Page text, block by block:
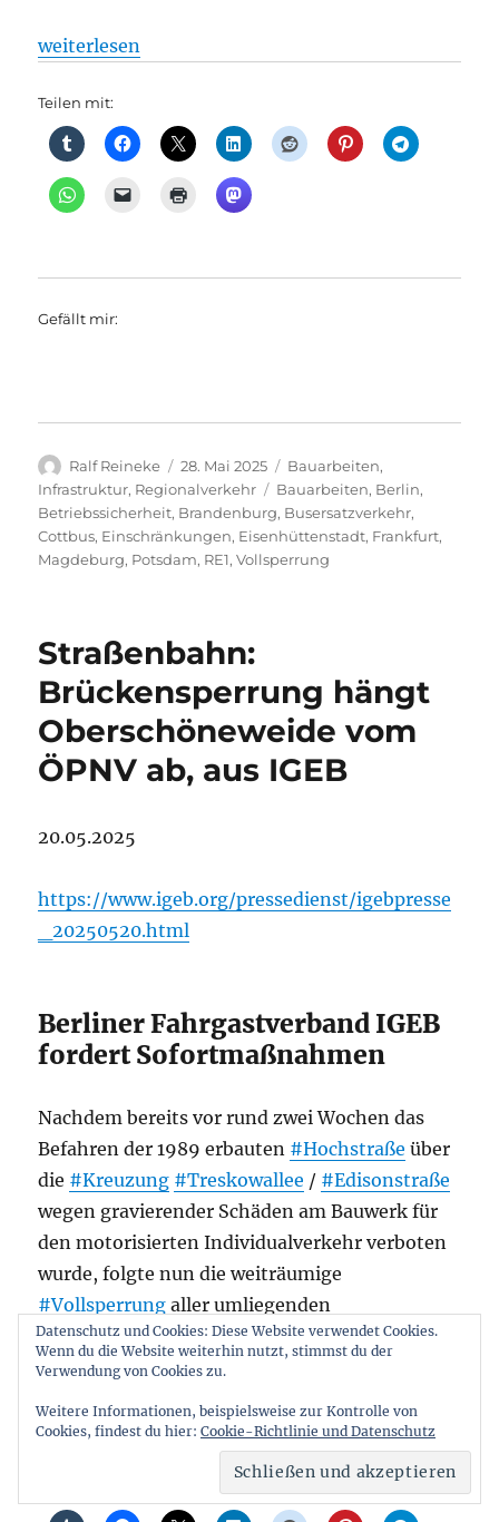
„Vollsperrung und Einschränkungen auf der Linie
weiterlesen
Teilen mit:
Gefällt mir:
Autor
Ralf Reineke
Veröffentlicht
am
28. Mai 2025 Kategorien
Bauarbeiten,
Infrastruktur, Regionalverkehr Schlagwörter
Bauarbeiten, Berlin,
Betriebssicherheit, Brandenburg, Busersatzverkehr,
Cottbus, Einschränkungen, Eisenhüttenstadt, Frankfurt,
Magdeburg, Potsdam, RE1,Vollsperrung
Straßenbahn:
Brückensperrung hängt
Oberschöneweide vom
ÖPNV ab, aus IGEB
20.05.2025
https://www.igeb.org/pressedienst/igebpresse
_20250520.html
Berliner Fahrgastverband IGEB
fordert Sofortmaßnahmen
Nachdem bereits vor rund zwei Wochen das
Befahren der 1989 erbauten #Hochstraße über
die #Kreuzung #Treskowallee / #Edisonstraße
wegen gravierender Schäden am Bauwerk für
den motorisierten Individualverkehr verboten
wurde, folgte nun die weiträumige
#Vollsperrung aller umliegenden
Verkehrsflächen. Somit sind auch Fußgänger
massiv betroffen.
„Straßenbahn: Brückensperrung hängt
weiterlesen
Datenschutz und Cookies: Diese Website verwendet Cookies.
Wenn du die Website weiterhin nutzt, stimmst du der
Verwendung von Cookies zu.
Weitere Informationen, beispielsweise zur Kontrolle von
Cookies, findest du hier: Cookie-Richtlinie und Datenschutz